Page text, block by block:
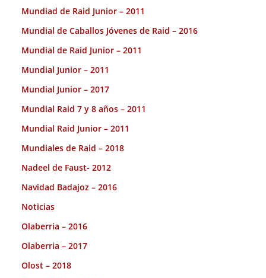
Mundiad de Raid Junior – 2011
Mundial de Caballos Jóvenes de Raid – 2016
Mundial de Raid Junior – 2011
Mundial Junior – 2011
Mundial Junior – 2017
Mundial Raid 7 y 8 años – 2011
Mundial Raid Junior – 2011
Mundiales de Raid – 2018
Nadeel de Faust- 2012
Navidad Badajoz – 2016
Noticias
Olaberria – 2016
Olaberria – 2017
Olost – 2018